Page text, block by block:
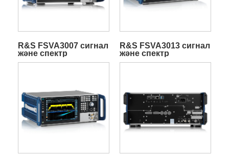
R&S FSVA3007 сигнал
және спектр
анализаторы
R&S FSVA3013 сигнал
және спектр
анализаторы